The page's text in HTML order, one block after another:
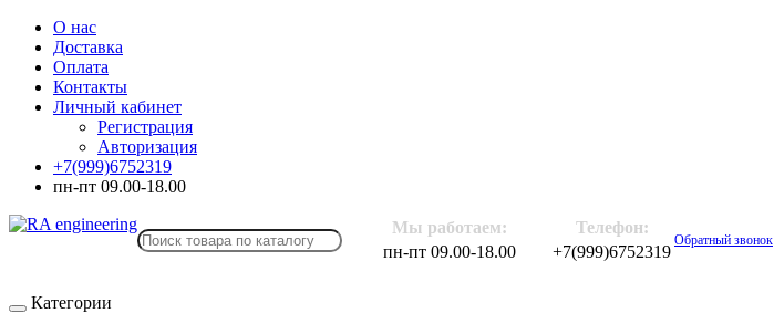
О нас
Доставка
Оплата
Контакты
Личный кабинет
Регистрация
Авторизация
+7(999)6752319
пн-пт 09.00-18.00
Мы работаем:
Телефон:
пн-пт 09.00-18.00
+7(999)6752319
Обратный звонок
Категории